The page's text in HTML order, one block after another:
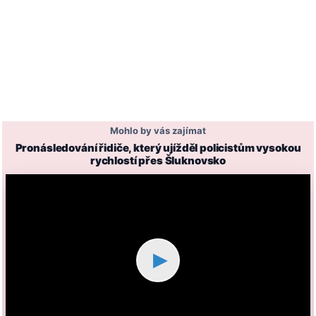
Mohlo by vás zajímat
Pronásledování řidiče, který ujížděl policistům vysokou
rychlostí přes Šluknovsko
▶